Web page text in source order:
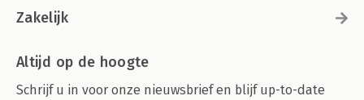
Zakelijk
Altijd op de hoogte
Schrijf u in voor onze nieuwsbrief en blijf up-to-date